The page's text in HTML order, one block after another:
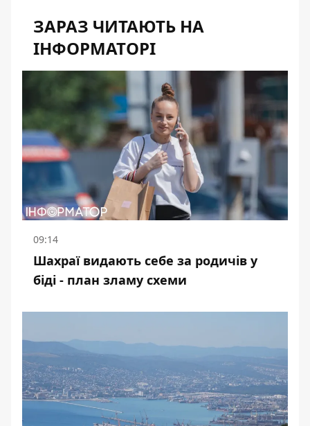
ЗАРАЗ ЧИТАЮТЬ НА
ІНФОРМАТОРІ
09:14
Шахраї видають себе за родичів у
біді - план зламу схеми